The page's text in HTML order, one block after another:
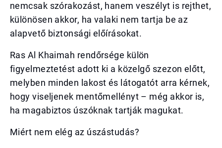
nemcsak szórakozást, hanem veszélyt is rejthet,
különösen akkor, ha valaki nem tartja be az
alapvető biztonsági előírásokat.
Ras Al Khaimah rendőrsége külön
figyelmeztetést adott ki a közelgő szezon előtt,
melyben minden lakost és látogatót arra kérnek,
hogy viseljenek mentőmellényt – még akkor is,
ha magabiztos úszóknak tartják magukat.
Miért nem elég az úszástudás?